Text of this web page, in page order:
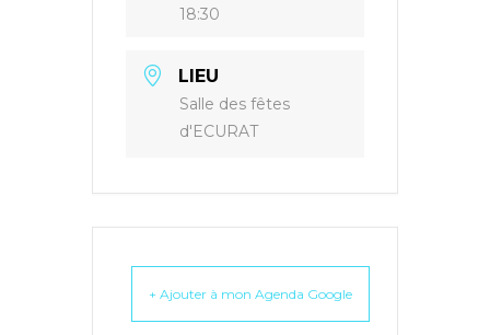
18:30
LIEU
Salle des fêtes
d'ECURAT
+ Ajouter à mon Agenda Google